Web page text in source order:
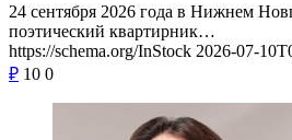
24 сентября 2026 года в Нижнем
поэтический квартирник…
https://schema.org/InStock 2026-07-
₽ 10 0